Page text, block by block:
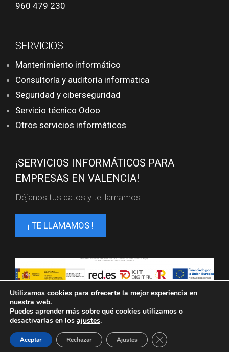
960 479 230
SERVICIOS
Mantenimiento informático
Consultoría y auditoría informatica
Seguridad y ciberseguridad
Servicio técnico Odoo
Otros servicios informáticos
¡SERVICIOS INFORMÁTICOS PARA
EMPRESAS EN VALENCIA!
Déjanos tus datos y te llamamos.
¡ TE LLAMAMOS !
Servicios informaticos en Valencia. FL SISTEMAS ©
Política de privacidad
Aviso legal
Política de cookies
Utilizamos cookies para ofrecerte la mejor experiencia en
nuestra web.
Puedes aprender más sobre qué cookies utilizamos o
desactivarlas en los ajustes.
Aceptar Rechazar Ajustes Cerrar el banner de